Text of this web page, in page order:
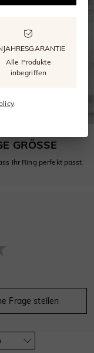
GRÖSSE
Ihr Ring perfekt passt.
Frage stellen
Alle Produkte
inbegriffen
.